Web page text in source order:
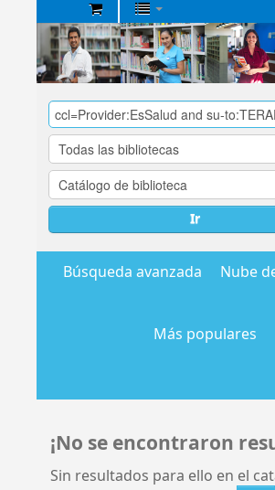
Biblioteca
Central
EsSalud
Ir
Búsqueda avanzada Nube
Más populares
¡No se encontraron
Sin resultados para ello en el